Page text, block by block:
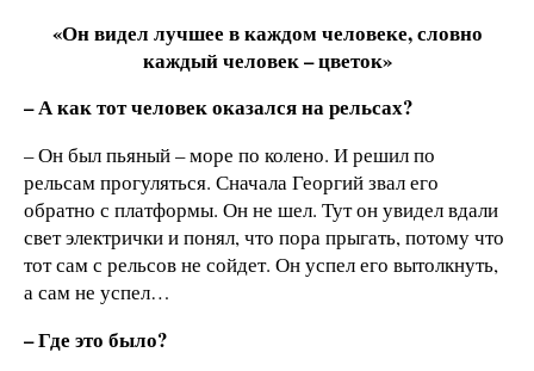
«Он видел лучшее в каждом человеке, словно
каждый человек – цветок»
– А как тот человек оказался на рельсах?
– Он был пьяный – море по колено. И решил по
рельсам прогуляться. Сначала Георгий звал его
обратно с платформы. Он не шел. Тут он увидел вдали
свет электрички и понял, что пора прыгать, потому что
тот сам с рельсов не сойдет. Он успел его вытолкнуть,
а сам не успел…
– Где это было?